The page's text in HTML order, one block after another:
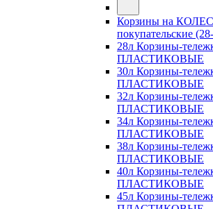
Корзины на
покупательские
28л Корзины-
ПЛАСТИКОВЫЕ
30л Корзины-
ПЛАСТИКОВЫЕ
32л Корзины-
ПЛАСТИКОВЫЕ
34л Корзины-
ПЛАСТИКОВЫЕ
38л Корзины-
ПЛАСТИКОВЫЕ
40л Корзины-
ПЛАСТИКОВЫЕ
45л Корзины-